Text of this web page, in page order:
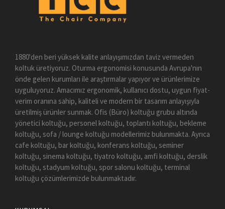
1880'den beri yüksek kalite anlayışımızdan taviz vermeden
koltuk üretiyoruz. Oturma ergonomisi konusunda Avrupa'nın
önde gelen kurumları ile araştırmalar yapıyor ve ürünlerimize
uyguluyoruz. Amacımız ergonomik, kullanıcı dostu, uygun fiyat-
verim oranına sahip, kaliteli ve modern bir tasarım anlayışıyla
üretilmiş ürünler sunmak. Ofis (Büro) koltuğu grubu altında
yönetici koltuğu, personel koltuğu, toplantı koltuğu, bekleme
koltuğu, sofa / lounge koltuğu modellerimiz bulunmakta. Ayrıca
cafe koltuğu, bar koltuğu, konferans koltuğu, seminer
koltuğu, sinema koltuğu, tiyatro koltuğu, amfi koltuğu, derslik
koltuğu, stadyum koltuğu, spor salonu koltuğu, terminal
koltuğu çözümlerimizde bulunmaktadır.